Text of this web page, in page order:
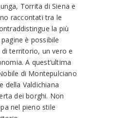
Torrita di Siena e
raccontati tra le
la più
è possibile
territorio, un vero e
A quest’ultima
di Montepulciano
della Valdichiana
dei borghi. Non
nel pieno stile